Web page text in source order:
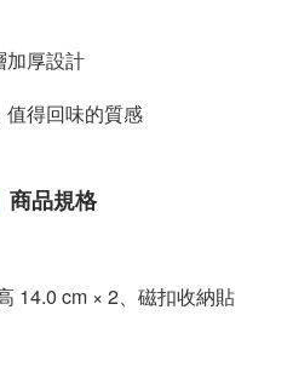
加厚設計
得回味的質感
商品規格
14.0 cm × 2、 磁扣收納貼